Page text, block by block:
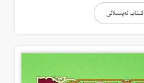
كىتاب تەپسىلاتى